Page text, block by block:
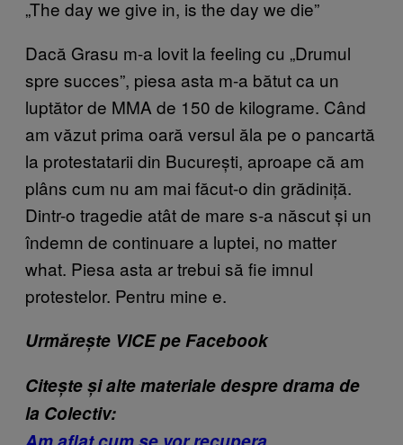
„The day we give in, is the day we die”
Dacă Grasu m-a lovit la feeling cu „Drumul
spre succes”, piesa asta m-a bătut ca un
luptător de MMA de 150 de kilograme. Când
am văzut prima oară versul ăla pe o pancartă
la protestatarii din București, aproape că am
plâns cum nu am mai făcut-o din grădiniță.
Dintr-o tragedie atât de mare s-a născut și un
îndemn de continuare a luptei, no matter
what. Piesa asta ar trebui să fie imnul
protestelor. Pentru mine e.
Urmărește VICE pe Facebook
Citește și alte materiale despre drama de
la Colectiv: